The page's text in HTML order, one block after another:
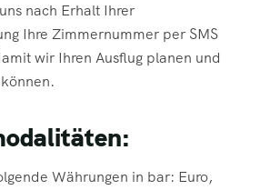
nach Erhalt Ihrer
Ihre Zimmernummer per SMS
wir Ihren Ausflug planen und
Währungen in bar: Euro,